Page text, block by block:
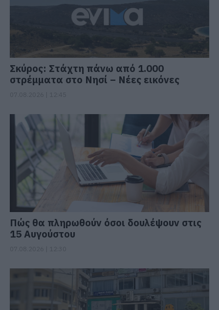
Σκύρος: Στάχτη πάνω από 1.000
στρέμματα στο Νησί – Νέες εικόνες
Πώς θα πληρωθούν όσοι δουλέψουν στις
15 Αυγούστου